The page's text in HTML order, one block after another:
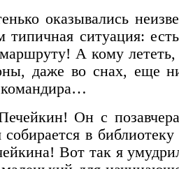
оказывались
типичная ситуация:
А кому лететь,
даже во снах, еще
Он с
в
Вот так я